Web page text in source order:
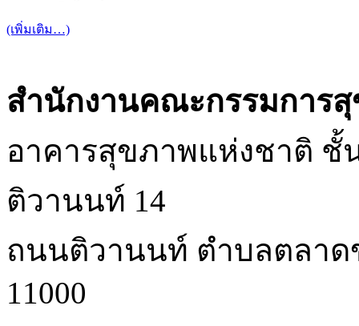
(เพิ่มเติม…)
สำนักงานคณะกรรมการ
อาคารสุขภาพแห่งชาติ ชั้
ติวานนท์ 14
ถนนติวานนท์ ตำบลตลาด
11000